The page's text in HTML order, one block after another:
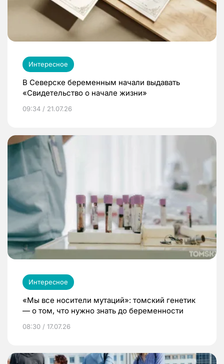
Интересное
В Северске беременным начали выдавать
«Свидетельство о начале жизни»
09:34 / 21.07.26
Интересное
«Мы все носители мутаций»: томский генетик
— о том, что нужно знать до беременности
08:30 / 17.07.26